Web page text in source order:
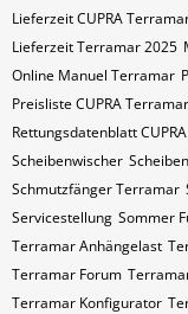
Lieferzeit CUPRA
Lieferzeit Terramar 2025
Online Manuel Terramar
Preisliste CUPRA Terramar
Rettungsdatenblatt
Scheibenwischer
Schmutzfänger Terramar
Servicestellung Sommer
Terramar Anhängelast
Terramar Forum
Terramar Konfigurator